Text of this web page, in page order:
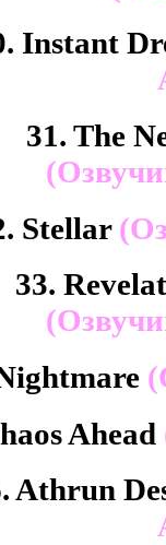
Instant
31. The
Stellar
33.
Ahead
Athrun